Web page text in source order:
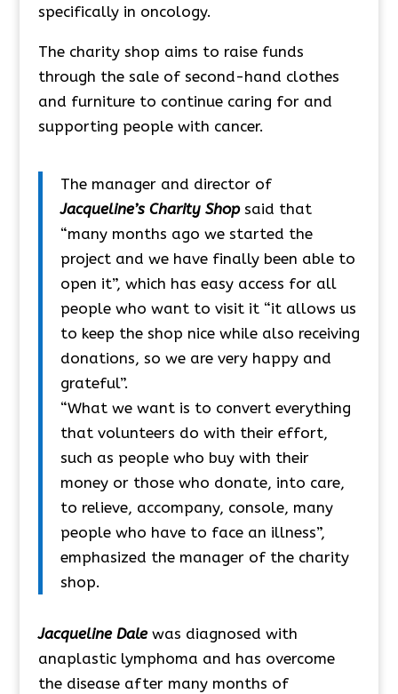
specifically in oncology.
The charity shop aims to raise funds
through the sale of second-hand clothes
and furniture to continue caring for and
supporting people with cancer.
The manager and director of
Jacqueline’s Charity Shop said that
“many months ago we started the
project and we have finally been able to
open it”, which has easy access for all
people who want to visit it “it allows us
to keep the shop nice while also receiving
donations, so we are very happy and
grateful”.
“What we want is to convert everything
that volunteers do with their effort,
such as people who buy with their
money or those who donate, into care,
to relieve, accompany, console, many
people who have to face an illness”,
emphasized the manager of the charity
shop.
Jacqueline Dalewas diagnosed with
anaplastic lymphoma and has overcome
the disease after many months of